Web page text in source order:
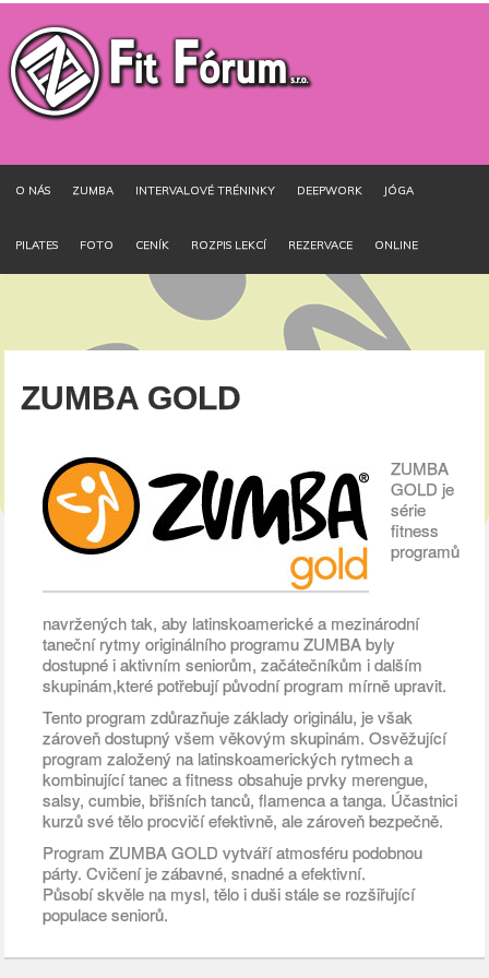
O NÁS ZUMBA INTERVALOVÉ TRÉNINKY DEEPWORK JÓGA
PILATES FOTO CENÍK ROZPIS LEKCÍ REZERVACE ONLINE
ZUMBA GOLD
ZUMBA
GOLD je
série
fitness
programů
navržených tak, aby latinskoamerické a mezinárodní
taneční rytmy originálního programu ZUMBA byly
dostupné i aktivním seniorům, začátečníkům i dalším
skupinám,které potřebují původní program mírně upravit.
Tento program zdůrazňuje základy originálu, je však
zároveň dostupný všem věkovým skupinám. Osvěžující
program založený na latinskoamerických rytmech a
kombinující tanec a fitness obsahuje prvky merengue,
salsy, cumbie, břišních tanců, flamenca a tanga. Účastnici
kurzů své tělo procvičí efektivně, ale zároveň bezpečně.
Program ZUMBA GOLD vytváří atmosféru podobnou
párty. Cvičení je zábavné, snadné a efektivní.
Působí skvěle na mysl, tělo i duši stále se rozšiřující
populace seniorů.